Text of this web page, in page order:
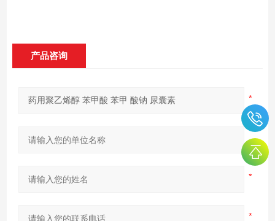
产品咨询